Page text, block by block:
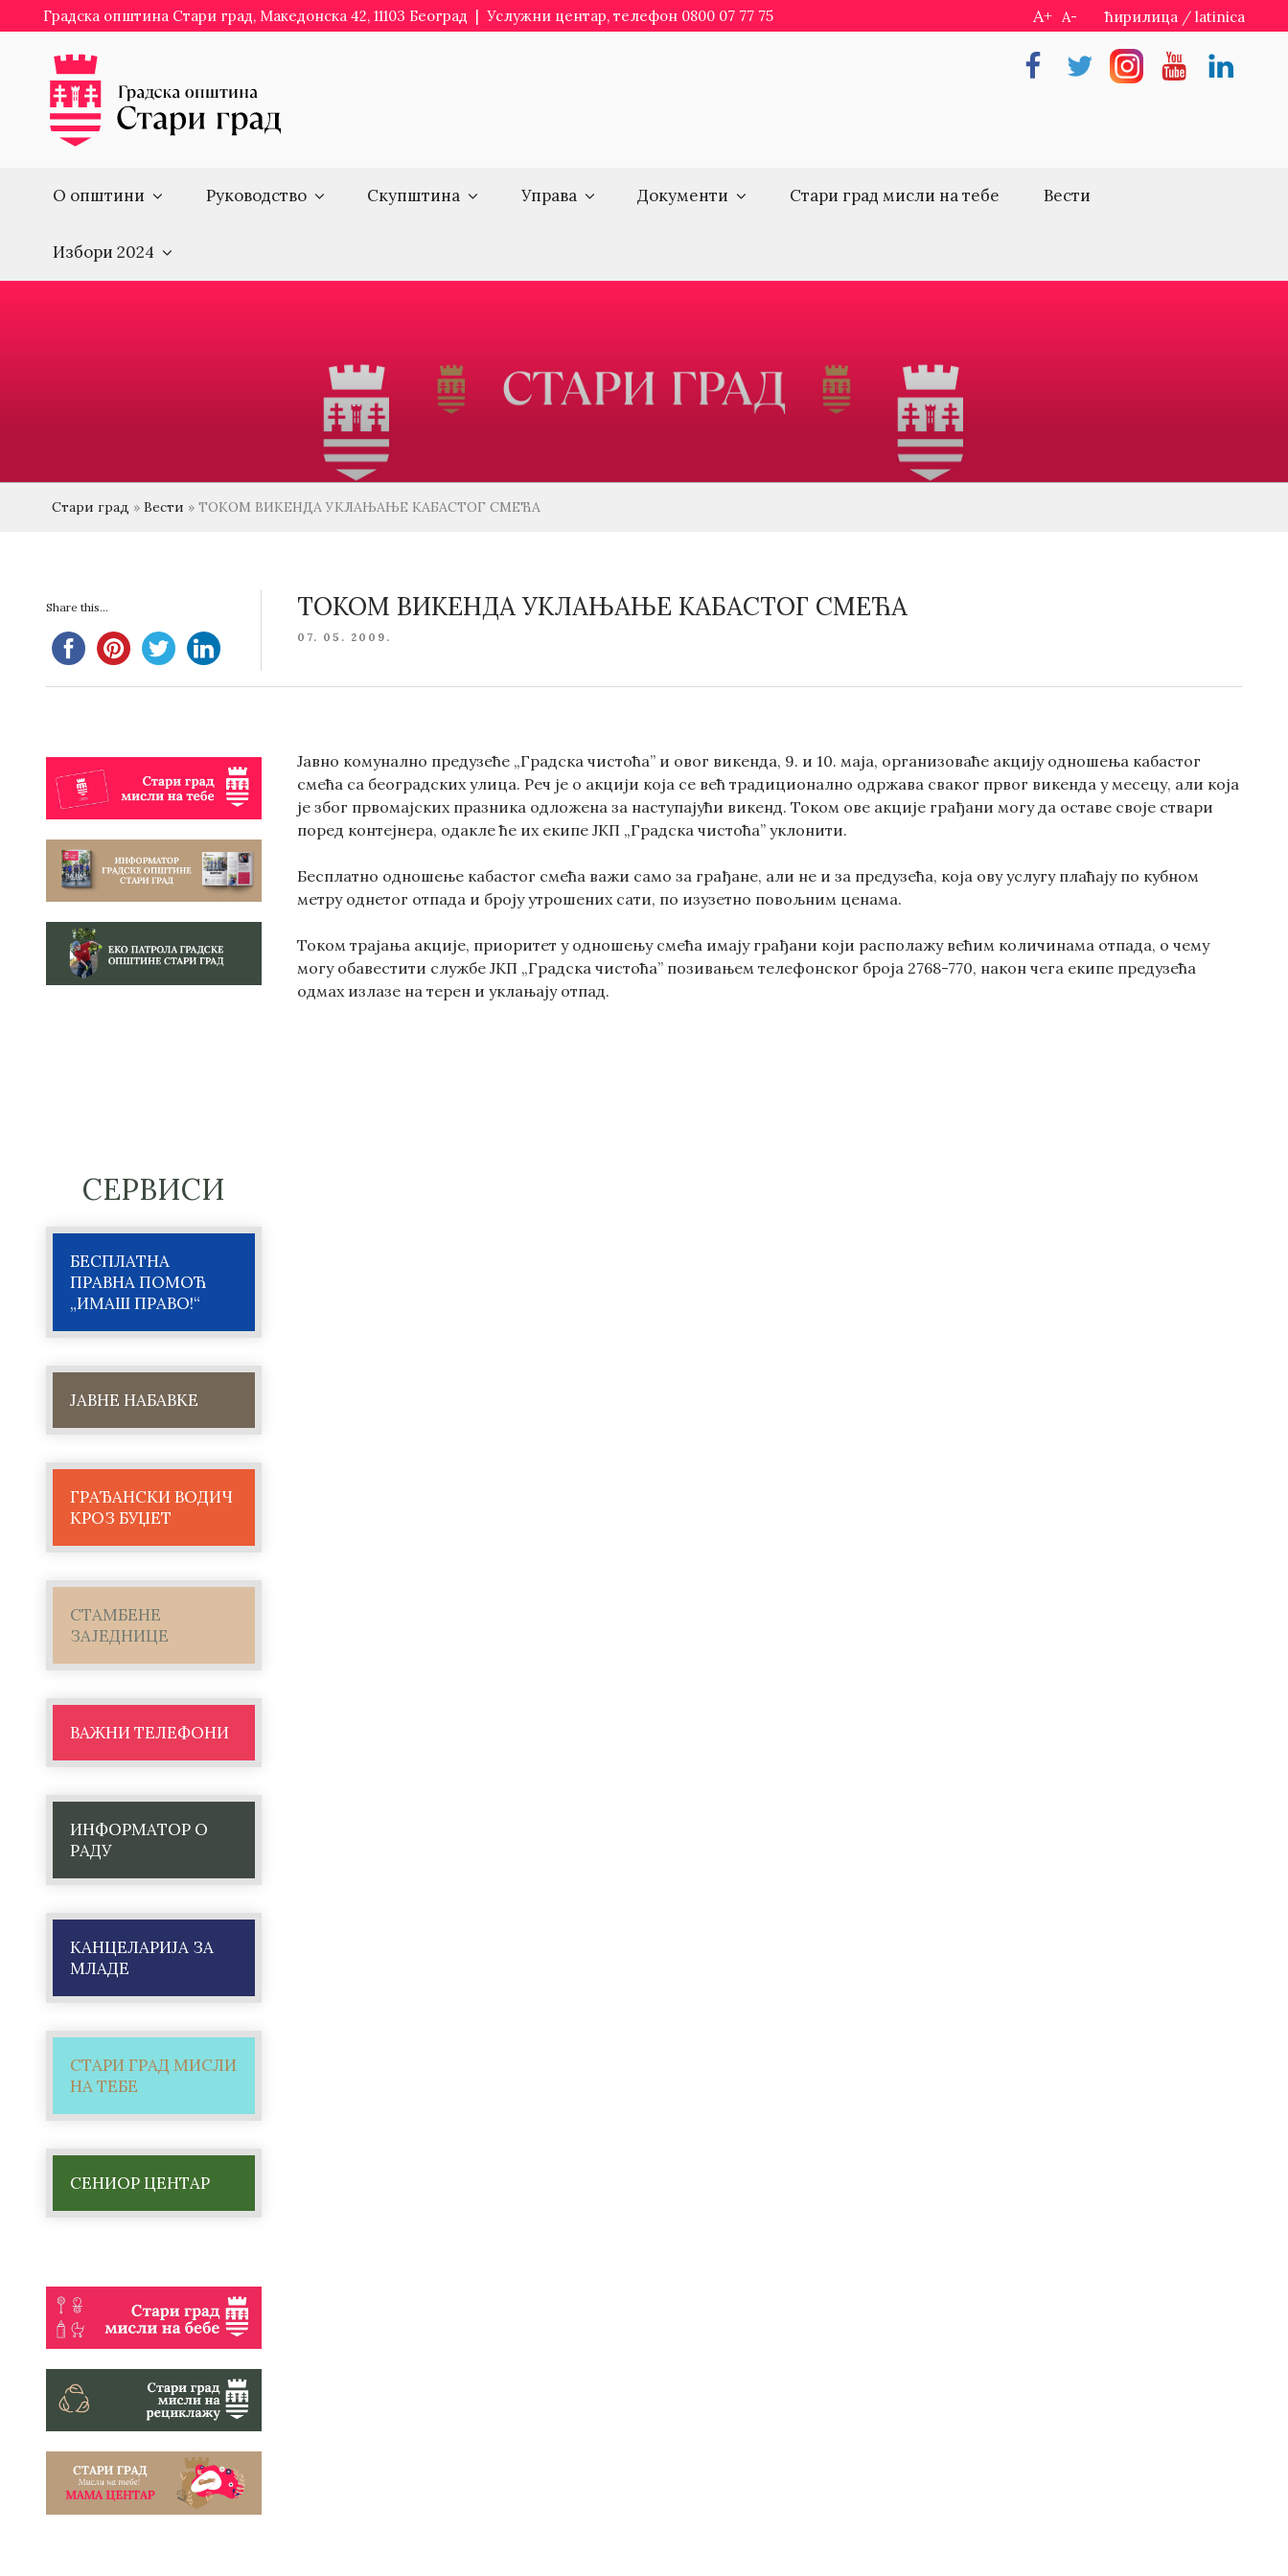
to
content
Градска општина Стари град, Македонска 42, 11103 Београд | Услужни центар, телефон 0800 07 77 75 A+ A- ћирилица / latinica
FacebookTwitterInstragramYoutubeLinkedin
О општини Руководство Скупштина Управа Документи Стари град мисли на тебе Вести
Избори 2024
Стари град » Вести » ТОКОМ ВИКЕНДА УКЛАЊАЊЕ КАБАСТОГ СМЕЋА
Share this... ТОКОМ ВИКЕНДА УКЛАЊАЊЕ КАБАСТОГ СМЕЋА
POSTED
07. 05. 2009.
СЕРВИСИ
БЕСПЛАТНА
ПРАВНА ПОМОЋ
„ИМАШ ПРАВО!“
ЈАВНЕ НАБАВКЕ
ГРАЂАНСКИ ВОДИЧ
КРОЗ БУЏЕТ
СТАМБЕНЕ
ЗАЈЕДНИЦЕ
ВАЖНИ ТЕЛЕФОНИ
ИНФОРМАТОР О
РАДУ
КАНЦЕЛАРИЈА ЗА
МЛАДЕ
СТАРИ ГРАД МИСЛИ
НА ТЕБЕ
СЕНИОР ЦЕНТАР
Jавно комунално предузеће „Градска чистоћа” и овог викенда, 9. и 10. маја, организоваће акцију одношења кабастог
смећа са београдских улица. Реч је о акцији која се већ традиционално одржава сваког првог викенда у месецу, али која
је због првомајских празника одложена за наступајући викенд. Током ове акције грађани могу да оставе своје ствари
поред контејнера, одакле ће их екипе ЈКП „Градска чистоћа” уклонити.
Бесплатно одношење кабастог смећа важи само за грађане, али не и за предузећа, која ову услугу плаћају по кубном
метру однетог отпада и броју утрошених сати, по изузетно повољним ценама.
Током трајања акције, приоритет у одношењу смећа имају грађани који располажу већим количинама отпада, о чему
могу обавестити службе ЈКП „Градска чистоћа” позивањем телефонског броја 2768-770, након чега екипе предузећа
одмах излазе на терен и уклањају отпад.